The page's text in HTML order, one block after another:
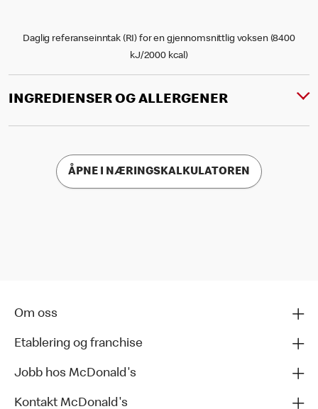
Daglig referanseinntak (RI) for en gjennomsnittlig voksen (8400
kJ/2000 kcal)
INGREDIENSER OG ALLERGENER
ÅPNE I NÆRINGSKALKULATOREN
Om oss
Etablering og franchise
Jobb hos McDonald's
Kontakt McDonald's